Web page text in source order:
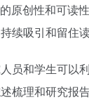
原创性和可读
续吸引和留住读
人员和学生可以
梳理和研究报